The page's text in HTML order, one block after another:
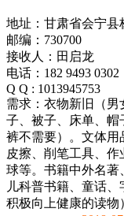
地址：甘肃省会宁县
邮编：730700
接收人：田启龙
电话：182 9493 0302
Q Q : 1013945753
需求：衣物新旧（
子、被子、床单、帽
裤不需要）。文体用
皮擦、削笔工具、
球等。书籍中外名著
儿科普书籍、童话
积极向上健康的读物